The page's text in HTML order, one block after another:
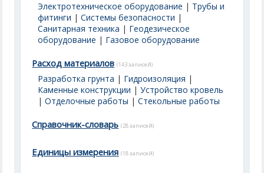
Электротехническое оборудование | Трубы и
фитинги |Системы безопасности |
Санитарная техника | Геодезическое
оборудование | Газовое оборудование
Расход материалов (143 записей)
Разработка грунта | Гидроизоляция |
Каменные конструкции |Устройство кровель
|Отделочные работы |Стекольные работы
Справочник-словарь (28 записей)
Единицы измерения (18 записей)